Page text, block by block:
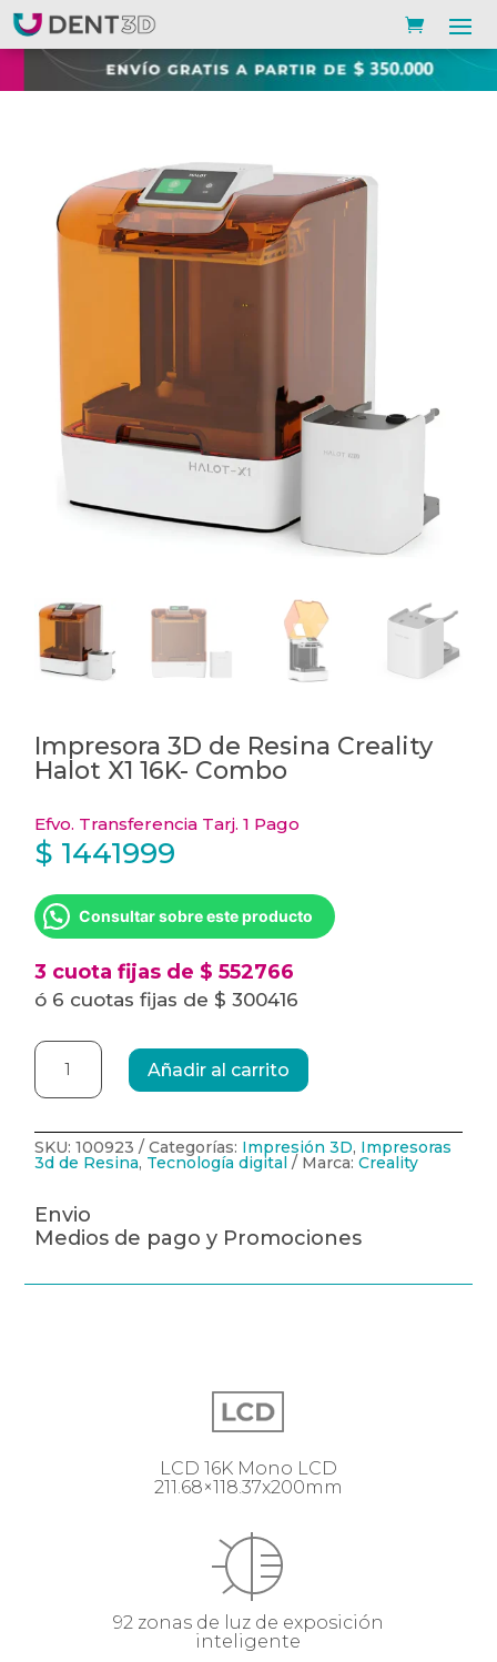
Impresora 3D de Resina Creality
Halot X1 16K- Combo
Efvo. Transferencia Tarj. 1 Pago
$ 1441999
Consultar sobre este producto
3 cuota fijas de $ 552766
ó 6 cuotas fijas de $ 300416
Impresora
Resina
X1
16K-
Combo
Añadir al carrito
SKU:100923 Categorías: Impresión 3D, Impresoras
3d de Resina, Tecnología digital Marca:Creality
Envio
Medios de pago y Promociones
LCD 16K Mono LCD
211.68×118.37x200mm
92 zonas de luz de exposición
inteligente